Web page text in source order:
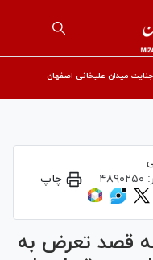
میدان علیخانی اصفهان
۴۸۹۰۲۵۰ چاپ
قصد تعرض به